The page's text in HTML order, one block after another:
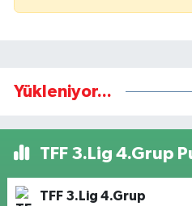
Yükleniyor...
TFF 3.Lig 4.Grup
TFF 3.Lig 4.Grup